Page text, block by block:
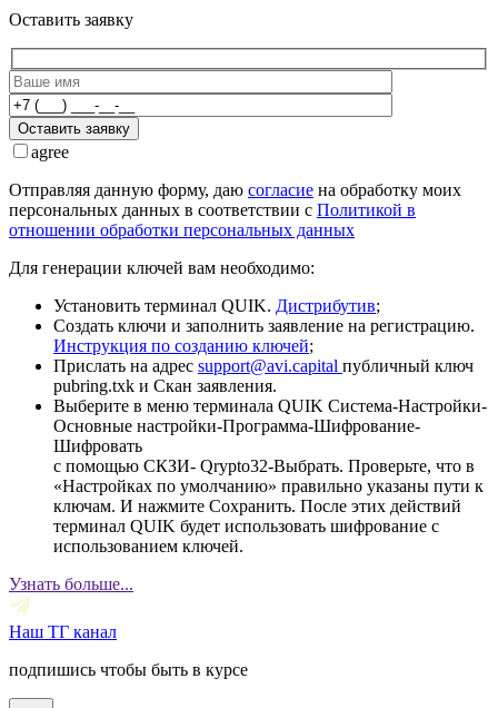
Оставить заявку
Оставить заявку
agree
Отправляя данную форму, даю согласие на обработку моих
персональных данных в соответствии с Политикой в
отношении обработки персональных данных
Для генерации ключей вам необходимо:
Установить терминал QUIK. Дистрибутив;
Создать ключи и заполнить заявление на регистрацию.
Инструкция по созданию ключей;
Прислать на адрес support@avi.capital публичный ключ
pubring.txk и Скан заявления.
Выберите в меню терминала QUIK Система-Настройки-
Основные настройки-Программа-Шифрование-
Шифровать
с помощью СКЗИ- Qrypto32-Выбрать. Проверьте, что в
«Настройках по умолчанию» правильно указаны пути к
ключам. И нажмите Сохранить. После этих действий
терминал QUIK будет использовать шифрование с
использованием ключей.
Узнать больше...
Наш ТГ канал
подпишись чтобы быть в курсе